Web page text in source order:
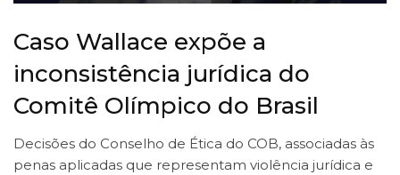
Caso Wallace expõe a
inconsistência jurídica do
Comitê Olímpico do Brasil
Decisões do Conselho de Ética do COB, associadas às
penas aplicadas que representam violência jurídica e